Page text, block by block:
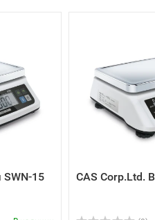
15 CAS Corp.Ltd.